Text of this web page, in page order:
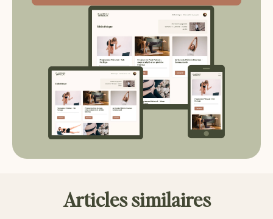
Articles similaires